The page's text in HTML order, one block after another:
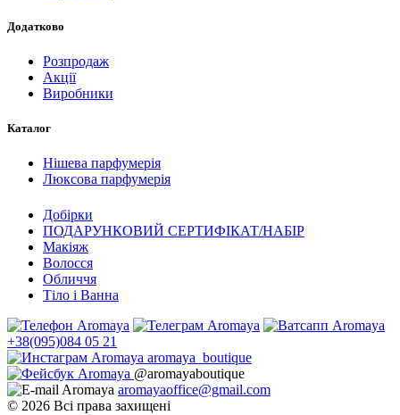
Додатково
Розпродаж
Акції
Виробники
Каталог
Нішева парфумерія
Люксова парфумерія
Добірки
ПОДАРУНКОВИЙ СЕРТИФІКАТ/НАБІР
Макіяж
Волосся
Обличчя
Тіло і Ванна
+38(095)084 05 21
aromaya_boutique
@aromayaboutique
aromayaoffice@gmail.com
© 2026 Всі права захищені